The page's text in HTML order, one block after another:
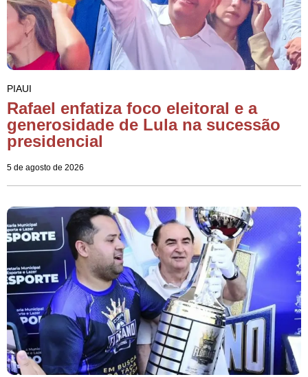
PIAUI
Rafael enfatiza foco eleitoral e a
generosidade de Lula na sucessão
presidencial
5 de agosto de 2026